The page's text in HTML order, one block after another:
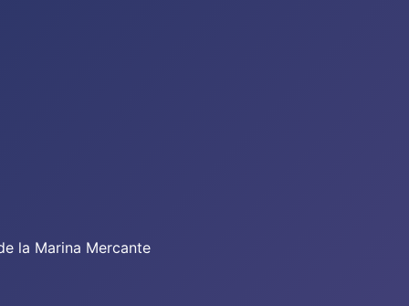
la Marina Mercante